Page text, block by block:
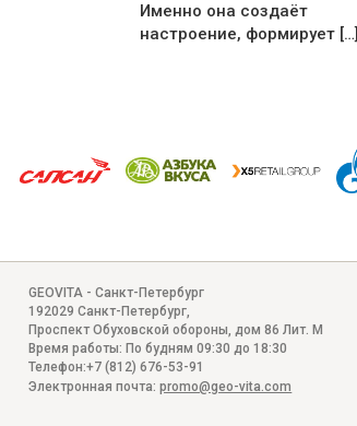
Именно она создаёт
настроение, формирует […]
GEOVITA - Санкт-Петербург
192029 Санкт-Петербург
Проспект Обуховской обороны, дом 86 Лит. М
Время работы:По будням 09:30 до 18:30
Телефон:+7 (812) 676-53-91
Электронная почта:promo@geo-vita.com